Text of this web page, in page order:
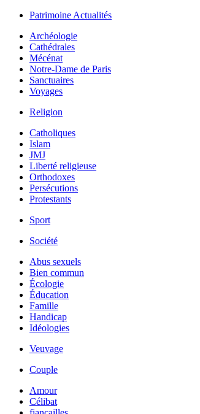
Patrimoine Actualités
Archéologie
Cathédrales
Mécénat
Notre-Dame de Paris
Sanctuaires
Voyages
Religion
Catholiques
Islam
JMJ
Liberté religieuse
Orthodoxes
Persécutions
Protestants
Sport
Société
Abus sexuels
Bien commun
Écologie
Éducation
Famille
Handicap
Idéologies
Veuvage
Couple
Amour
Célibat